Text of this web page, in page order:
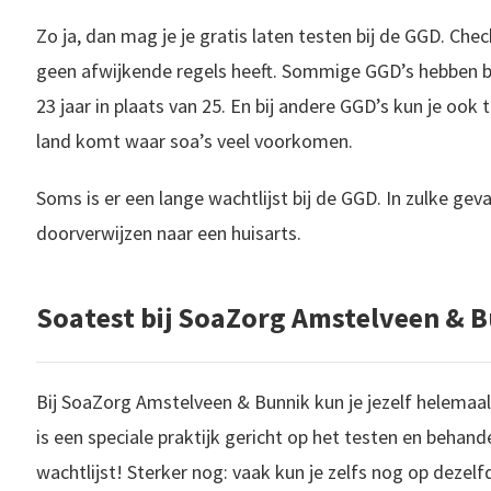
Zo ja, dan mag je je gratis laten testen bij de GGD.
geen afwijkende regels heeft. Sommige GGD’s
23 jaar in plaats van 25. En bij andere GGD’s kun je
land komt waar soa’s veel voorkomen.
Soms is er een lange wachtlijst bij de GGD. In zulke
doorverwijzen naar een huisarts.
Soatestbij SoaZorg Amstelveen &
Bij SoaZorg Amstelveen & Bunnik kun je jezelf
is een speciale praktijk gericht op het testen en
wachtlijst! Sterker nog: vaak kun je zelfs nog op